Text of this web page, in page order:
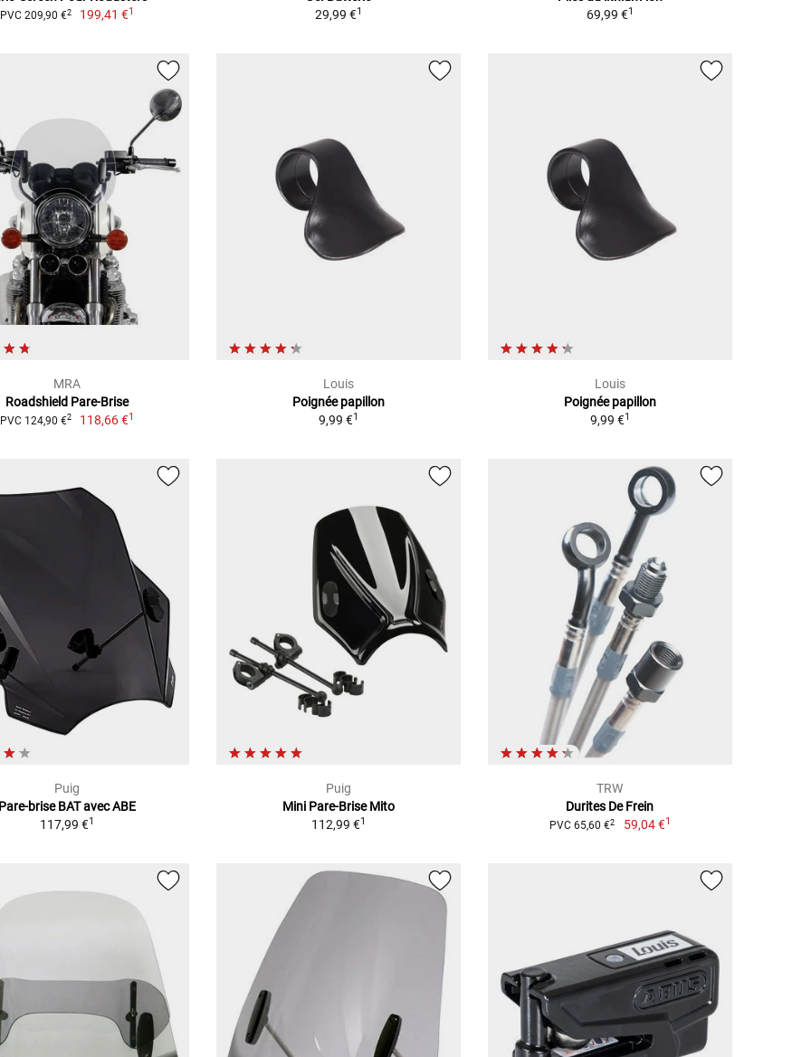
PVC 209,90 €2 199,41 €1
29,99 €1
69,99 €1
MRA
Roadshield Pare-Brise
PVC 124,90 €2 118,66 €1
Louis
Poignée papillon
9,99 €1
Louis
Poignée papillon
9,99 €1
Puig
brise BAT avec ABE
117,99 €1
Puig
Mini Pare-Brise Mito
112,99 €1
TRW
Durites De Frein
PVC 65,60 €2 59,04 €1